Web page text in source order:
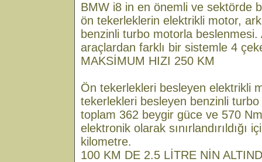
BMW i8 in en önemli ve sektörde
ön tekerleklerin elektrikli motor,
benzinli turbo motorla
araçlardan farklı bir sistemle 4
MAKSİMUM HIZI 250 KM
Ön tekerlekleri besleyen elektrikli
tekerlekleri besleyen benzinli
toplam 362 beygir güce ve 570
elektronik olarak sınırlandırıldığı
kilometre.
100 KM DE 2.5 LİTRE NİN